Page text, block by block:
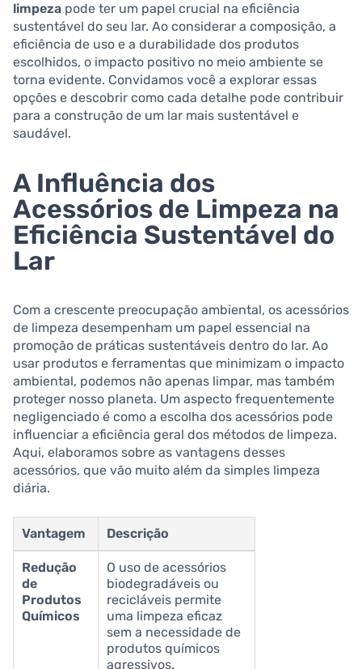
limpeza pode ter um papel crucial na eficiência
sustentável do seu lar. Ao considerar a composição, a
eficiência de uso e a durabilidade dos produtos
escolhidos, o impacto positivo no meio ambiente se
torna evidente. Convidamos você a explorar essas
opções e descobrir como cada detalhe pode contribuir
para a construção de um lar mais sustentável e
saudável.
A Influência dos
Acessórios de Limpeza na
Eficiência Sustentável do
Lar
Com a crescente preocupação ambiental, os acessórios
de limpeza desempenham um papel essencial na
promoção de práticas sustentáveis dentro do lar. Ao
usar produtos e ferramentas que minimizam o impacto
ambiental, podemos não apenas limpar, mas também
proteger nosso planeta. Um aspecto frequentemente
negligenciado é como a escolha dos acessórios pode
influenciar a eficiência geral dos métodos de limpeza.
Aqui, elaboramos sobre as vantagens desses
acessórios, que vão muito além da simples limpeza
diária.
Vantagem Descrição
Redução
de
Produtos
Químicos
O uso de acessórios
biodegradáveis ou
recicláveis permite
uma limpeza eficaz
sem a necessidade de
produtos químicos
agressivos.